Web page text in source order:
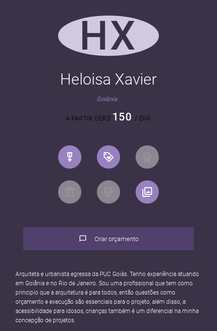
HX
Heloisa Xavier
Goiânia
A PARTIR DER$ 150 / DIA
Criar orçamento
Arquiteta e urbanista egressa da PUC Goiás. Tenho experiência atuando
em Goiânia e no Rio de Janeiro. Sou uma profissional que tem como
principio que a arquitetura é para todos, então questões como
orçamento e execução são essenciais para o projeto, além disso, a
acessibilidade para idosos, crianças também é um diferencial na minha
concepção de projetos.